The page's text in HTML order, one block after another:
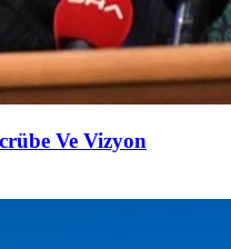
Ve Vizyon